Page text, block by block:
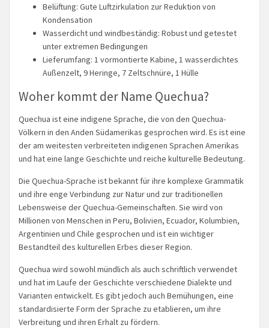
Belüftung: Gute Luftzirkulation zur Reduktion von
Kondensation
Wasserdicht und windbeständig: Robust und getestet
unter extremen Bedingungen
Lieferumfang: 1 vormontierte Kabine, 1 wasserdichtes
Außenzelt, 9 Heringe, 7 Zeltschnüre, 1 Hülle
Woher kommt der Name Quechua?
Quechua ist eine indigene Sprache, die von den Quechua-
Völkern in den Anden Südamerikas gesprochen wird. Es ist eine
der am weitesten verbreiteten indigenen Sprachen Amerikas
und hat eine lange Geschichte und reiche kulturelle Bedeutung.
Die Quechua-Sprache ist bekannt für ihre komplexe Grammatik
und ihre enge Verbindung zur Natur und zur traditionellen
Lebensweise der Quechua-Gemeinschaften. Sie wird von
Millionen von Menschen in Peru, Bolivien, Ecuador, Kolumbien,
Argentinien und Chile gesprochen und ist ein wichtiger
Bestandteil des kulturellen Erbes dieser Region.
Quechua wird sowohl mündlich als auch schriftlich verwendet
und hat im Laufe der Geschichte verschiedene Dialekte und
Varianten entwickelt. Es gibt jedoch auch Bemühungen, eine
standardisierte Form der Sprache zu etablieren, um ihre
Verbreitung und ihren Erhalt zu fördern.